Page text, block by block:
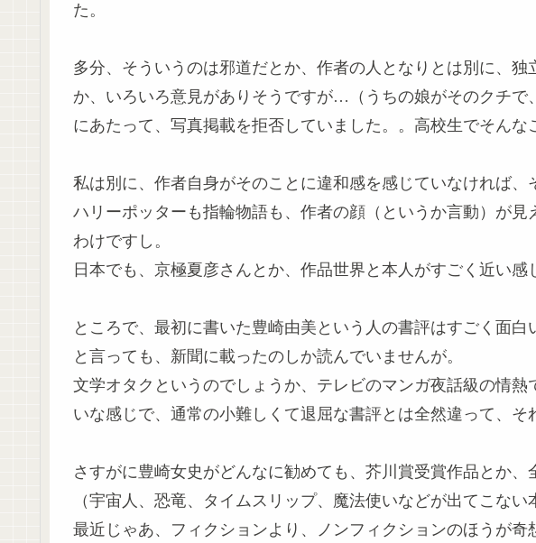
た。
多分、そういうのは邪道だとか、作者の人となりとは別に、独
か、いろいろ意見がありそうですが…（うちの娘がそのクチで
にあたって、写真掲載を拒否していました。。高校生でそんな
私は別に、作者自身がそのことに違和感を感じていなければ、
ハリーポッターも指輪物語も、作者の顔（というか言動）が見
わけですし。
日本でも、京極夏彦さんとか、作品世界と本人がすごく近い感
ところで、最初に書いた豊崎由美という人の書評はすごく面白
と言っても、新聞に載ったのしか読んでいませんが。
文学オタクというのでしょうか、テレビのマンガ夜話級の情熱
いな感じで、通常の小難しくて退屈な書評とは全然違って、そ
さすがに豊崎女史がどんなに勧めても、芥川賞受賞作品とか、
（宇宙人、恐竜、タイムスリップ、魔法使いなどが出てこない
最近じゃあ、フィクションより、ノンフィクションのほうが奇